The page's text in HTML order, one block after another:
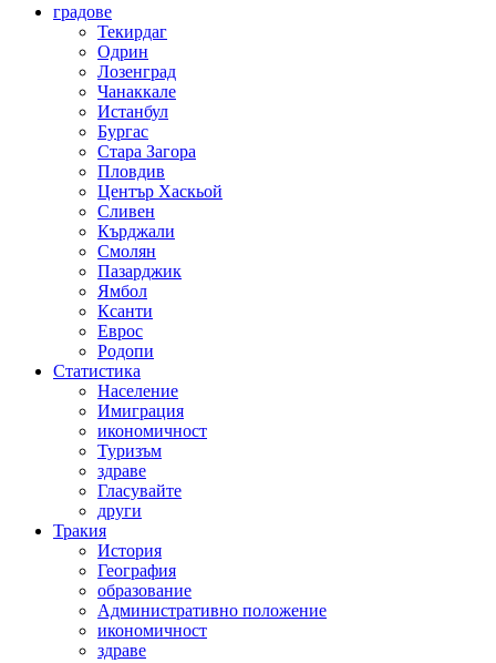
градове
Текирдаг
Одрин
Лозенград
Чанаккале
Истанбул
Бургас
Стара Загора
Пловдив
Център Хаскьой
Сливен
Кърджали
Смолян
Пазарджик
Ямбол
Ксанти
Еврос
Родопи
Статистика
Население
Имиграция
икономичност
Туризъм
здраве
Гласувайте
други
Тракия
История
География
образование
Административно положение
икономичност
здраве